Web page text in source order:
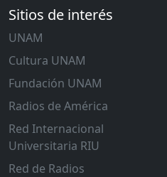
Sitios de interés
UNAM
Cultura UNAM
Fundación UNAM
Radios de América
Red Internacional
Universitaria RIU
Red de Radios